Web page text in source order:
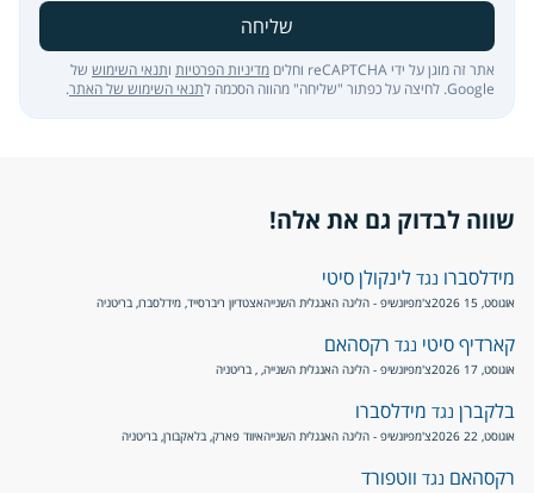
שליחה
אתר זה מוגן על ידי reCAPTCHA וחלים מדיניות הפרטיות ותנאי השימוש של
Google. לחיצה על כפתור "שליחה" מהווה הסכמה ל
תנאי השימוש של האתר.
שווה לבדוק גם את אלה!
מידלסברו נגד לינקולן סיטי
אוגוסט, 15 2026 צ'מפיונשיפ - הליגה האנגלית השנייהאצטדיון ריברסייד, מידלסברו, בריטניה
קארדיף סיטי נגד רקסהאם
אוגוסט, 17 2026 צ'מפיונשיפ - הליגה האנגלית השנייה, , בריטניה
בלקברן נגד מידלסברו
אוגוסט, 22 2026 צ'מפיונשיפ - הליגה האנגלית השנייהאיווד פארק, בלאקבורן, בריטניה
רקסהאם נגד ווטפורד